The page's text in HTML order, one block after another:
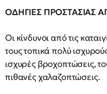
ΟΔΗΓΙΕΣ ΠΡΟΣΤΑΣΙΑΣ
Οι κίνδυνοι από τις
τους τοπικά πολύ
ισχυρές βροχοπτώσεις,
πιθανές χαλαζοπτώσεις.